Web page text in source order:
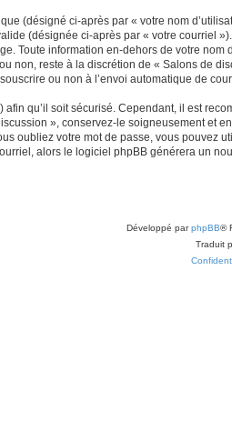
(désigné ci-après par « votre nom
(désignée ci-après par « votre courriel
Toute information en-dehors de votre
non, reste à la discrétion de « Salons de
ou non à l’envoi automatique de
qu’il soit sécurisé. Cependant, il est
», conservez-le soigneusement et
oubliez votre mot de passe, vous pouvez
alors le logiciel phpBB générera un
Développé parphpBB®
Traduit